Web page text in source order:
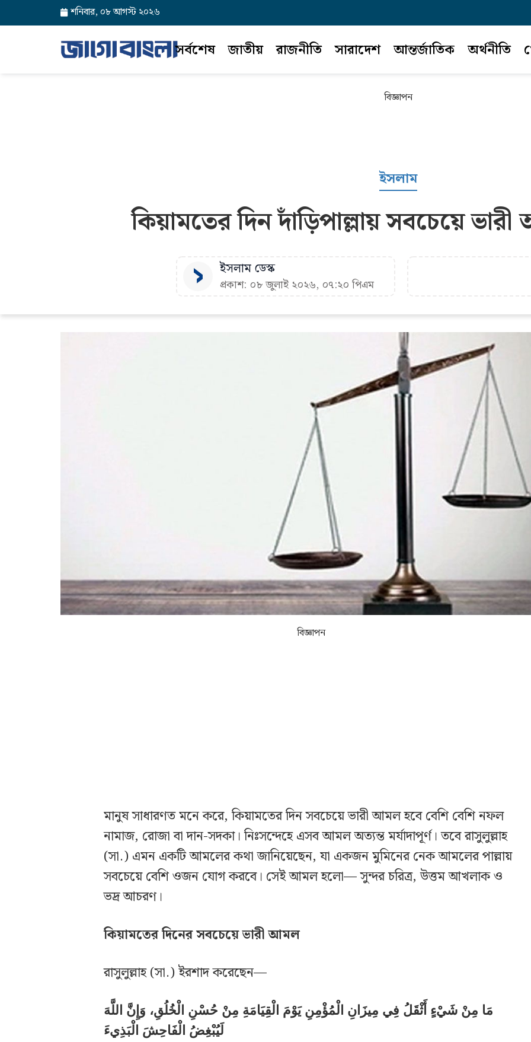
শনিবার, ০৮ আগস্ট ২০২৬
সর্বশেষ জাতীয় রাজনীতি সারাদেশ আন্তর্জাতিক অর্থনীতি
বিজ্ঞাপন
ইসলাম
কিয়ামতের দিন দাঁড়িপাল্লায় সবচেয়ে
ইসলাম ডেস্ক
প্রকাশ: ০৮ জুলাই ২০২৬, ০৭:২০ পিএম
বিজ্ঞাপন
মানুষ সাধারণত মনে করে, কিয়ামতের দিন সবচেয়ে ভারী আমল হবে বেশি বেশি নফল
নামাজ, রোজা বা দান-সদকা। নিঃসন্দেহে এসব আমল অত্যন্ত মর্যাদাপূর্ণ। তবে রাসুলুল্লাহ
(সা.) এমন একটি আমলের কথা জানিয়েছেন, যা একজন মুমিনের নেক আমলের পাল্লায়
সবচেয়ে বেশি ওজন যোগ করবে। সেই আমল হলো— সুন্দর চরিত্র, উত্তম আখলাক ও
ভদ্র আচরণ।
কিয়ামতের দিনের সবচেয়ে ভারী আমল
রাসুলুল্লাহ (সা.) ইরশাদ করেছেন—
مَا مِنْ شَيْءٍ أَثْقَلُ فِي مِيزَانِ الْمُؤْمِنِ يَوْمَ الْقِيَامَةِ مِنْ حُسْنِ الْخُلُقِ، وَإِنَّ اللَّهَ
لَيُبْغِضُ الْفَاحِشَ الْبَذِيءَ